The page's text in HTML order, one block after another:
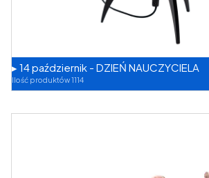
▸ 14 październik - DZIEŃ NAUCZYCIELA
Ilość produktów 1114